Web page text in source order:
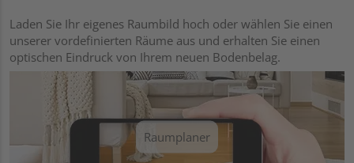
Laden Sie Ihr eigenes Raumbild hoch oder wählen Sie einen
unserer vordefinierten Räume aus und erhalten Sie einen
optischen Eindruck von Ihrem neuen Bodenbelag.
Raumplaner